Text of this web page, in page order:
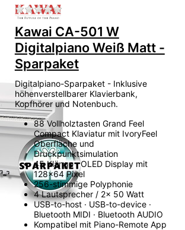
Zu diesem Produkt liegen
Kawai CA-501 W
Digitalpiano Weiß Matt -
Sparpaket
Digitalpiano-Sparpaket - Inklusive
höhenverstellbarer Klavierbank,
Kopfhörer und Notenbuch.
88 Vollholztasten Grand Feel
Compact Klaviatur mit IvoryFeel
Oberfläche und
Druckpunktsimulation
45 Klänge · OLED Display mit
128x64 Pixel
256-stimmige Polyphonie
4 Lautsprecher / 2x 50 Watt
USB-to-host · USB-to-device ·
Bluetooth MIDI · Bluetooth AUDIO
Kompatibel mit Piano-Remote App